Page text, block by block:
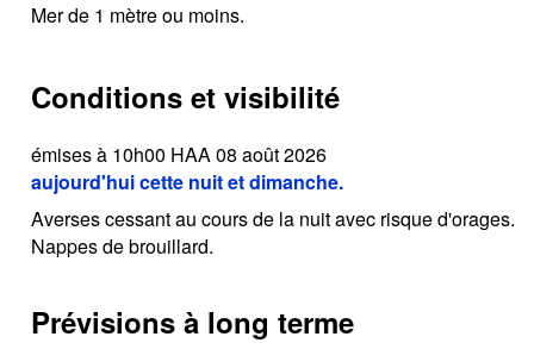
Mer de 1 mètre ou moins.
Conditions et visibilité
émises à 10h00 HAA 08 août 2026
aujourd'hui cette nuit et dimanche.
Averses cessant au cours de la nuit avec risque d'orages.
Nappes de brouillard.
Prévisions à long terme